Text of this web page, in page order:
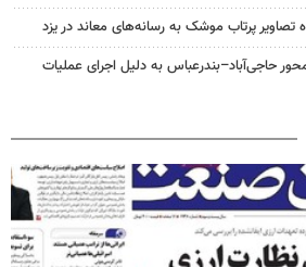
تصاویر پرتاب موشک به رسانه‌های معاند در یزد
حاجی‌آباد–بندرعباس به دلیل اجرای عملیات